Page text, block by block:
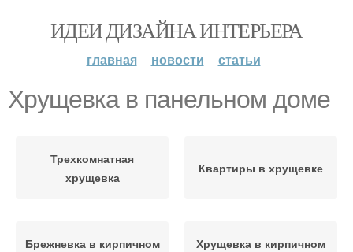
ИДЕИ ДИЗАЙНА ИНТЕРЬЕРА
главная новости статьи
Хрущевка в панельном доме
Трехкомнатная
хрущевка
Квартиры в хрущевке
Брежневка в кирпичном
Хрущевка в кирпичном